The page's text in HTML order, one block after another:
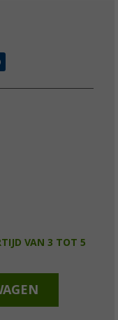
VAN 3 TOT 5